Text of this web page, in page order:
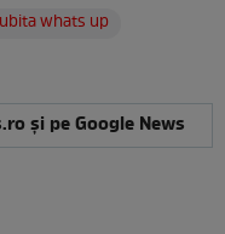
whats up
și pe Google News